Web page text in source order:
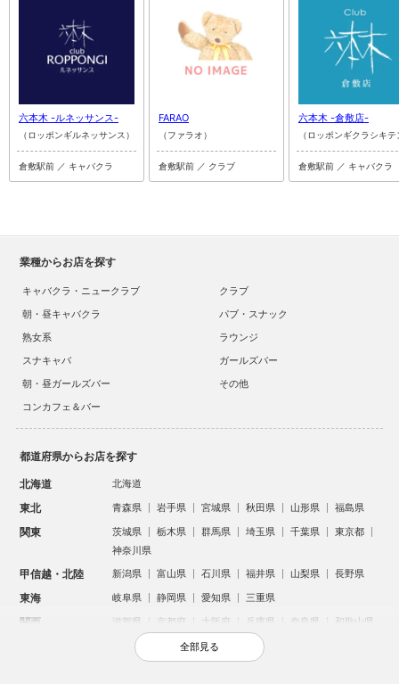
六本木 -ルネッサンス-
（ロッポンギルネッサンス）
倉敷駅前 ／ キャバクラ
FARAO
（ファラオ）
倉敷駅前 ／ クラブ
六本木 -倉敷店-
（ロッポンギクラシキテ
倉敷駅前 ／ キャバクラ
業種からお店を探す
キャバクラ・ニュークラブ
クラブ
朝・昼キャバクラ
パブ・スナック
熟女系
ラウンジ
スナキャバ
ガールズバー
朝・昼ガールズバー
その他
コンカフェ＆バー
都道府県からお店を探す
北海道 北海道
東北 青森県 岩手県 宮城県 秋田県 山形県 福島県
関東 茨城県 栃木県 群馬県 埼玉県 千葉県
東京都
神奈川県
甲信越・北陸 新潟県 富山県 石川県 福井県 山梨県 長野県
東海 岐阜県 静岡県 愛知県 三重県
関西 滋賀県 京都府 大阪府 兵庫県 奈良県 和歌山県
鳥取県 島根県 岡山県 広島県
全部見る